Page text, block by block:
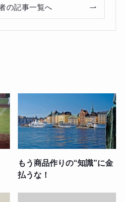
の記事一覧へ
もう商品作りの“知識”に金
払うな！